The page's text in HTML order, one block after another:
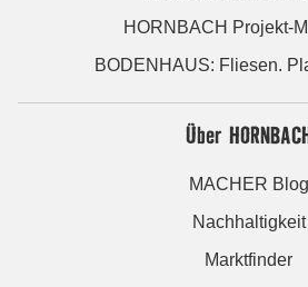
HORNBACH Projekt-
BODENHAUS: Fliesen.
Über
MACHER Blog
Nachhaltigkeit
Marktfinder